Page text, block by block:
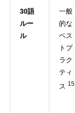
30語
ルー
ル
一般
的な
ベス
トプ
ラク
ティ
ス 15